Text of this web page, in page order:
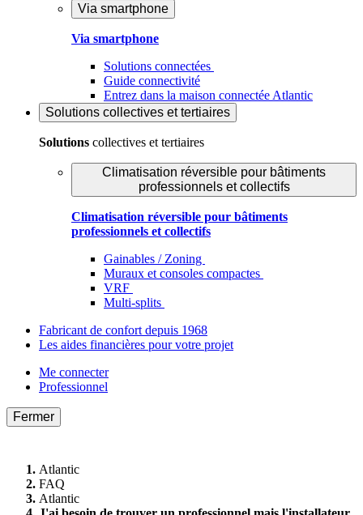
Via smartphone
Via smartphone
Solutions connectées
Guide connectivité
Entrez dans la maison connectée Atlantic
Solutions collectives et tertiaires
Solutions collectives et tertiaires
Climatisation réversible pour bâtiments
professionnels et collectifs
Climatisation réversible pour bâtiments
professionnels et collectifs
Gainables / Zoning
Muraux et consoles compactes
VRF
Multi-splits
Fabricant de confort depuis 1968
Les aides financières pour votre projet
Me connecter
Professionnel
Fermer
Atlantic
FAQ
Atlantic